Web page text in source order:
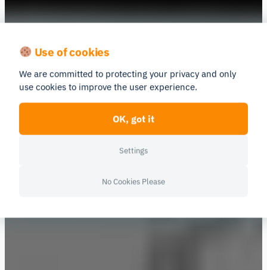
Wie eine UX-Studie dazu beitrug, das
Immobilienrecht zu ändern
Wie eine UX-Studie dazu
beitrug, das
Immobilienrecht zu
Use of cookies
We are committed to protecting your privacy and only
use cookies to improve the user experience.
OK, got it
Settings
No Cookies Please